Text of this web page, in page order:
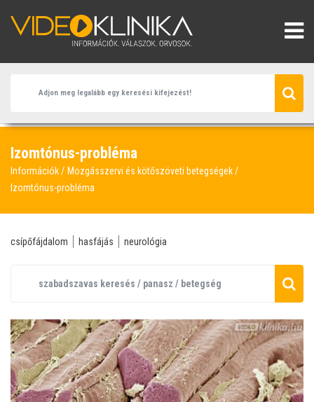
Izomtónus-probléma
Információk
Mozgásszervi és kötőszöveti betegségek
Izomtónus-probléma
csípőfájdalom hasfájás neurológia